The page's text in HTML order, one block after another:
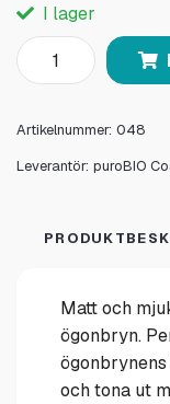
I lager
Artikelnummer: 048
Leverantör: puroBIO
Matt och
ögonbryn.
och tona ut